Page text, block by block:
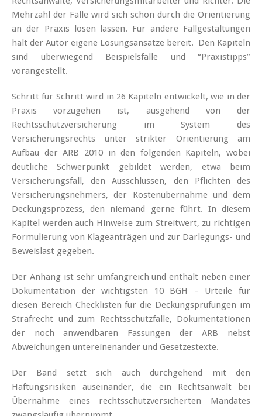
Mehrzahl der Fälle wird sich schon durch die Orientierung
an der Praxis lösen lassen. Für andere Fallgestaltungen
hält der Autor eigene Lösungsansätze bereit. Den Kapiteln
sind überwiegend Beispielsfälle und “Praxistipps”
vorangestellt.
Schritt für Schritt wird in 26 Kapiteln entwickelt, wie in der
Praxis vorzugehen ist, ausgehend von der
Rechtsschutzversicherung im System des
Versicherungsrechts unter strikter Orientierung am
Aufbau der ARB 2010 in den folgenden Kapiteln, wobei
deutliche Schwerpunkt gebildet werden, etwa beim
Versicherungsfall, den Ausschlüssen, den Pflichten des
Versicherungsnehmers, der Kostenübernahme und dem
Deckungsprozess, den niemand gerne führt. In diesem
Kapitel werden auch Hinweise zum Streitwert, zu richtigen
Formulierung von Klageanträgen und zur Darlegungs- und
Beweislast gegeben.
Der Anhang ist sehr umfangreich und enthält neben einer
Dokumentation der wichtigsten 10 BGH – Urteile für
diesen Bereich Checklisten für die Deckungsprüfungen im
Strafrecht und zum Rechtsschutzfalle, Dokumentationen
der noch anwendbaren Fassungen der ARB nebst
Abweichungen untereinenander und Gesetzestexte.
Der Band setzt sich auch durchgehend mit den
Haftungsrisiken auseinander, die ein Rechtsanwalt bei
Übernahme eines rechtsschutzversicherten Mandates